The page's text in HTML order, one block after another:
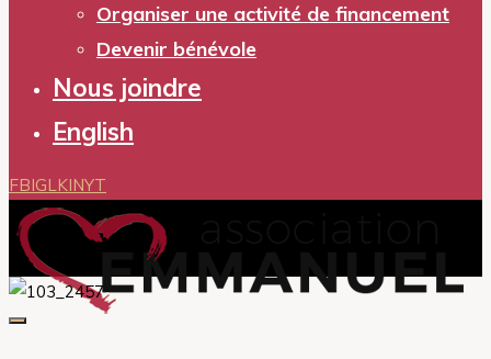
Organiser une activité de financement
Devenir bénévole
Nous joindre
English
FBIGLKINYT